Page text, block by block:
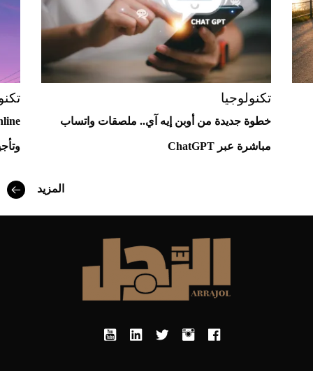
Aston Martin Valiant: على هوى الأبطال
تكنولوجيا
خطوة جديدة من أوبن إيه آي.. ملصقات واتساب
مباشرة عبر ChatGPT
المزيد